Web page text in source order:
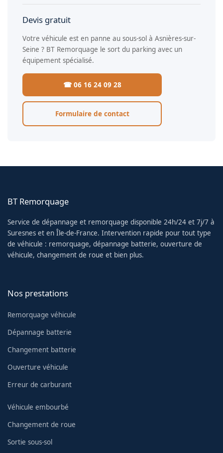
Devis gratuit
Votre véhicule est en panne au sous-sol à Asnières-sur-
Seine ? BT Remorquage le sort du parking avec un
équipement spécialisé.
☎ 06 16 24 09 28
Formulaire de contact
BT Remorquage
Service de dépannage et remorquage disponible 24h/24 et 7j/7 à
Suresnes et en Île-de-France. Intervention rapide pour tout type
de véhicule : remorquage, dépannage batterie, ouverture de
véhicule, changement de roue et bien plus.
Nos prestations
Remorquage véhicule
Dépannage batterie
Changement batterie
Ouverture véhicule
Erreur de carburant
Véhicule embourbé
Changement de roue
Sortie sous-sol